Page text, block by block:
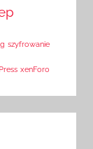
szyfrowanie
xenForo